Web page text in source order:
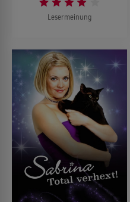
Lesermeinung